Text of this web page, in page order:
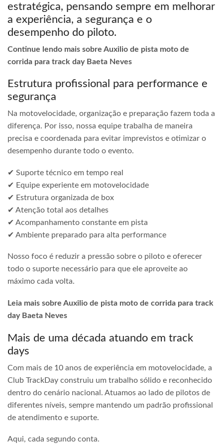
estratégica, pensando sempre em melhorar
a experiência, a segurança e o
desempenho do piloto.
Continue lendo mais sobre Auxilio de pista moto de
corrida para track day Baeta Neves
Estrutura profissional para performance e
segurança
Na motovelocidade, organização e preparação fazem toda a
diferença. Por isso, nossa equipe trabalha de maneira
precisa e coordenada para evitar imprevistos e otimizar o
desempenho durante todo o evento.
✔ Suporte técnico em tempo real
✔ Equipe experiente em motovelocidade
✔ Estrutura organizada de box
✔ Atenção total aos detalhes
✔ Acompanhamento constante em pista
✔ Ambiente preparado para alta performance
Nosso foco é reduzir a pressão sobre o piloto e oferecer
todo o suporte necessário para que ele aproveite ao
máximo cada volta.
Leia mais sobre Auxilio de pista moto de corrida para track
day Baeta Neves
Mais de uma década atuando em track
days
Com mais de 10 anos de experiência em motovelocidade, a
Club TrackDay construiu um trabalho sólido e reconhecido
dentro do cenário nacional. Atuamos ao lado de pilotos de
diferentes níveis, sempre mantendo um padrão profissional
de atendimento e suporte.
Aqui, cada segundo conta.